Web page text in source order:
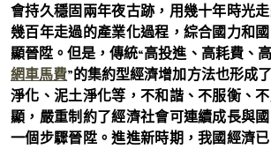
會持久穩固兩年夜古跡，用幾十年時光
幾百年走過的產業化過程，綜合國力和
顯晉陞。但是，傳統“高投進、高耗費、
網車馬費”的集約型經濟增加方法也形成
淨化、泥土淨化等，不和諧、不服衡、
顯，嚴重制約了經濟社會可連續成長與
一個步驟晉陞。進進新時期，我國經濟